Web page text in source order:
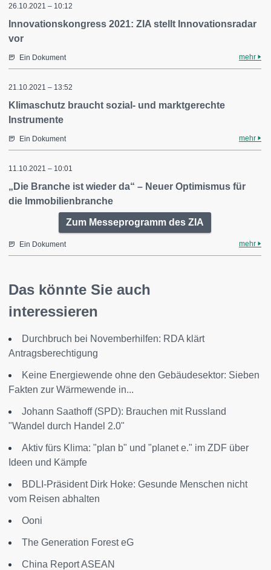
26.10.2021 – 10:12
Innovationskongress 2021: ZIA stellt Innovationsradar
vor
Ein Dokument mehr
21.10.2021 – 13:52
Klimaschutz braucht sozial- und marktgerechte
Instrumente
Ein Dokument mehr
11.10.2021 – 10:01
„Die Branche ist wieder da“ – Neuer Optimismus für
die Immobilienbranche
Zum Messeprogramm des ZIA
Ein Dokument mehr
Das könnte Sie auch
interessieren
Durchbruch bei Novemberhilfen: RDA klärt
Antragsberechtigung
Keine Energiewende ohne den Gebäudesektor: Sieben
Fakten zur Wärmewende in...
Johann Saathoff (SPD): Brauchen mit Russland
"Wandel durch Handel 2.0"
Aktiv fürs Klima: "plan b" und "planet e." im ZDF über
Ideen und Kämpfe
BDLI-Präsident Dirk Hoke: Gesunde Menschen nicht
vom Reisen abhalten
Ooni
The Generation Forest eG
China Report ASEAN